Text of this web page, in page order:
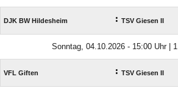
DJK BW Hildesheim : TSV Giesen II
Sonntag, 04.10.2026 - 15:00 Uhr |
VFL Giften : TSV Giesen II